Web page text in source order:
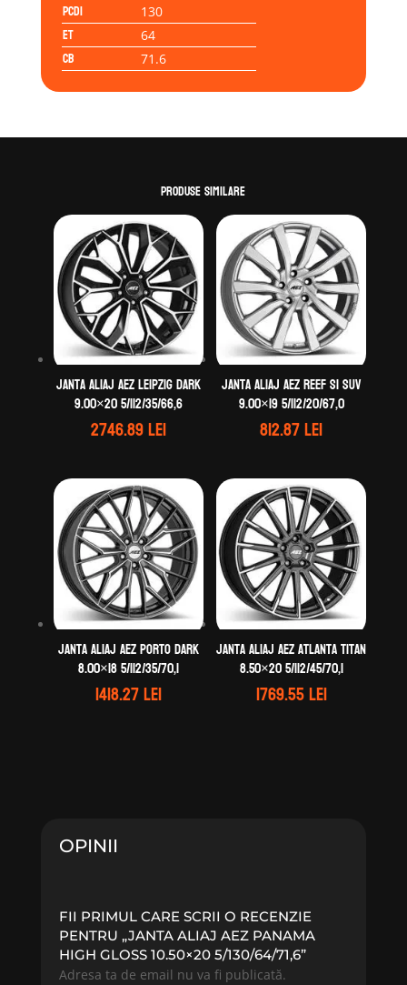
PCD1 130
ET 64
CB 71.6
Produse similare
Janta aliaj AEZ Leipzig dark
9.00×20 5/112/35/66,6
2746.89lei
Janta aliaj AEZ Reef si SUV
9.00×19 5/112/20/67,0
812.87lei
Janta aliaj AEZ Porto dark
8.00×18 5/112/35/70,1
1418.27lei
Janta aliaj AEZ Atlanta titan
8.50×20 5/112/45/70,1
1769.55lei
OPINII
FII PRIMUL CARE SCRII O RECENZIE
PENTRU „JANTA ALIAJ AEZ PANAMA
HIGH GLOSS 10.50×20 5/130/64/71,6”
Adresa ta de email nu va fi publicată.